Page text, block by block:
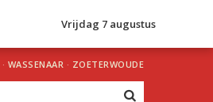
Vrijdag 7 augustus
· WASSENAAR · ZOETERWOUDE